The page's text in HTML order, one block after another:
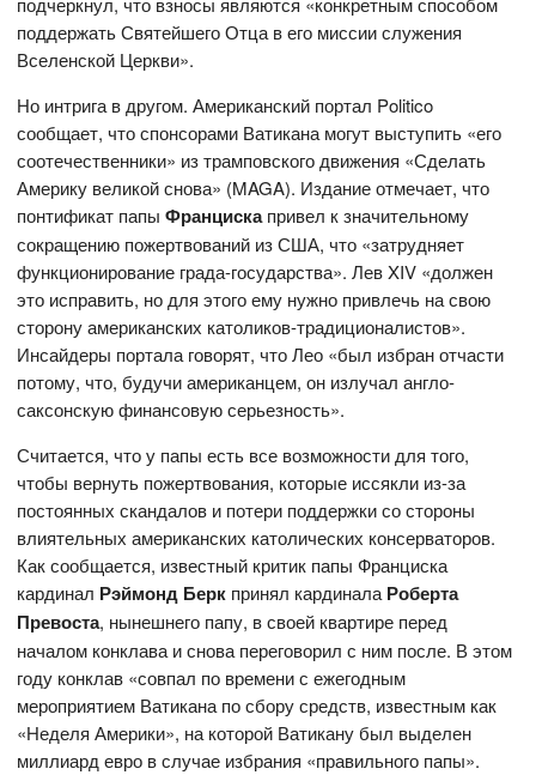
поддержать Святейшего Отца в его миссии служения
Вселенской Церкви».
Но интрига в другом. Американский портал Politico
сообщает, что спонсорами Ватикана могут выступить «его
соотечественники» из трамповского движения «Сделать
Америку великой снова» (MAGA). Издание отмечает, что
понтификат папыФранцискапривел к значительному
сокращению пожертвований из США, что «затрудняет
функционирование града-государства». Лев XIV «должен
это исправить, но для этого ему нужно привлечь на свою
сторону американских католиков-традиционалистов».
Инсайдеры портала говорят, что Лео «был избран отчасти
потому, что, будучи американцем, он излучал англо-
саксонскую финансовую серьезность».
Считается, что у папы есть все возможности для того,
чтобы вернуть пожертвования, которые иссякли из-за
постоянных скандалов и потери поддержки со стороны
влиятельных американских католических консерваторов.
Как сообщается, известный критик папы Франциска
кардинал Рэймонд Берк принял кардинала Роберта
Превоста, нынешнего папу, в своей квартире перед
началом конклава и снова переговорил с ним после. В этом
году конклав «совпал по времени с ежегодным
мероприятием Ватикана по сбору средств, известным как
«Неделя Америки», на которой Ватикану был выделен
миллиард евро в случае избрания «правильного папы».